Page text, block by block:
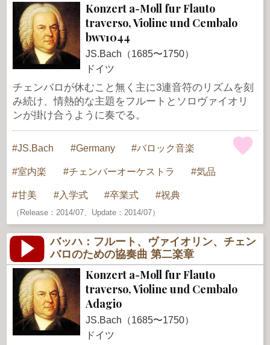
Konzert a-Moll fur Flauto
traverso, Violine und Cembalo
bwv1044
JS.Bach（1685〜1750）
ドイツ
チェンバロが休むこと無く主に3連音符のリズムを刻
み続け、情熱的な主題をフルートとソロヴァイオリ
ンが掛け合うように奏でる。
JS.Bach Germany バロック音楽
室内楽 チェンバーオーケストラ 気品
甘美 入学式 卒業式 祝典
（Release：2014/07、Update：2014/07）
バッハ：フルート、ヴァイオリン、チェン
バロのための協奏曲 第二楽章
Konzert a-Moll fur Flauto
traverso, Violine und Cembalo
Adagio
JS.Bach（1685〜1750）
ドイツ